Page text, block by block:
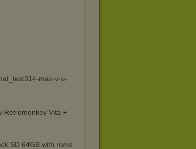
max-v-u-
Retromonkey Vita +
SD 64GB with roms